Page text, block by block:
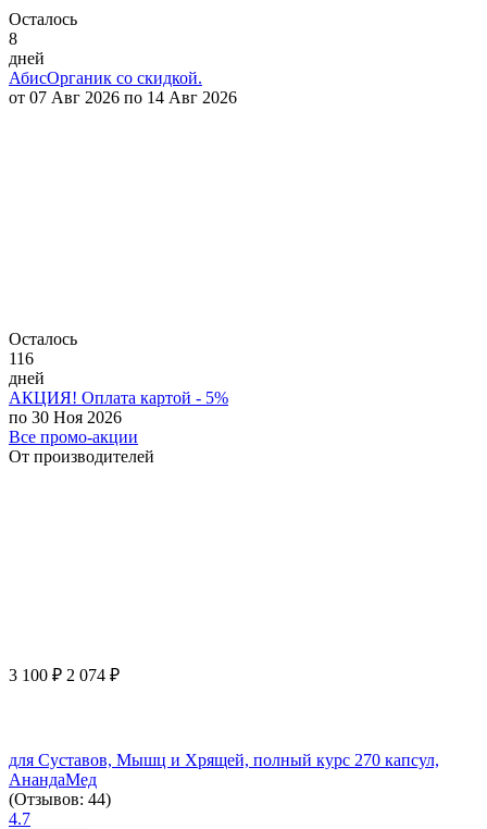
Осталось
8
дней
АбисОрганик со скидкой.
от 07 Авг 2026 по 14 Авг 2026
Осталось
116
дней
АКЦИЯ! Оплата картой - 5%
по 30 Ноя 2026
Все промо-акции
От производителей
3 100 ₽ 2 074 ₽
для Суставов, Мышц и Хрящей, полный курс 270 капсул,
АнандаМед
(Отзывов: 44)
4.7